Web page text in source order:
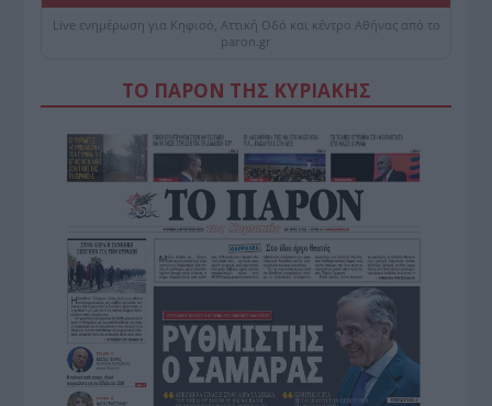
Live ενημέρωση για Κηφισό, Αττική Οδό και κέντρο Αθήνας από το
paron.gr
ΤΟ ΠΑΡΟΝ ΤΗΣ ΚΥΡΙΑΚΗΣ